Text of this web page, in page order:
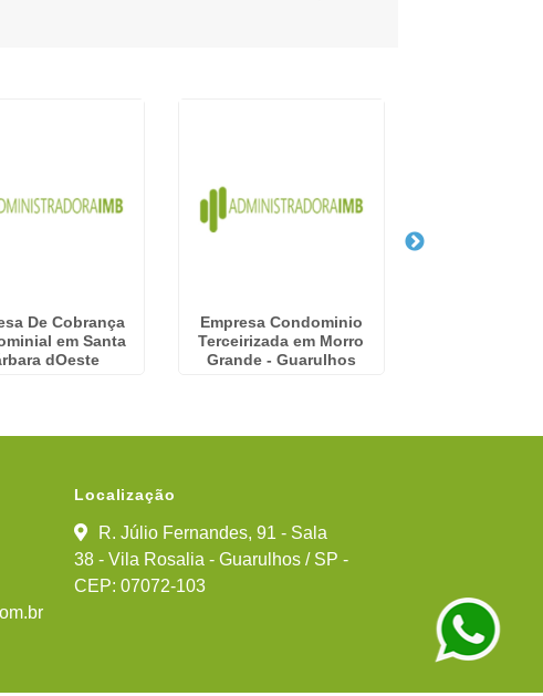
De Cobrança
em Santa
dOeste
Empresa Condominio
Terceirizada em Morro
Grande - Guarulhos
Localização
R. Júlio Fernandes, 91 - Sala
38 - Vila Rosalia - Guarulhos / SP -
CEP: 07072-103